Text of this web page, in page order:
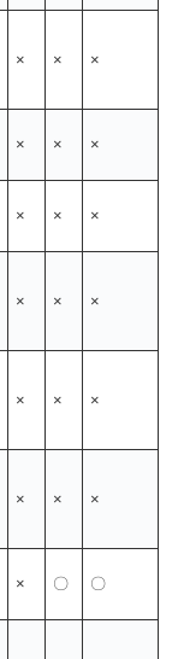
× × ×
× × ×
× × ×
× × ×
× × ×
× × ×
× 〇 〇